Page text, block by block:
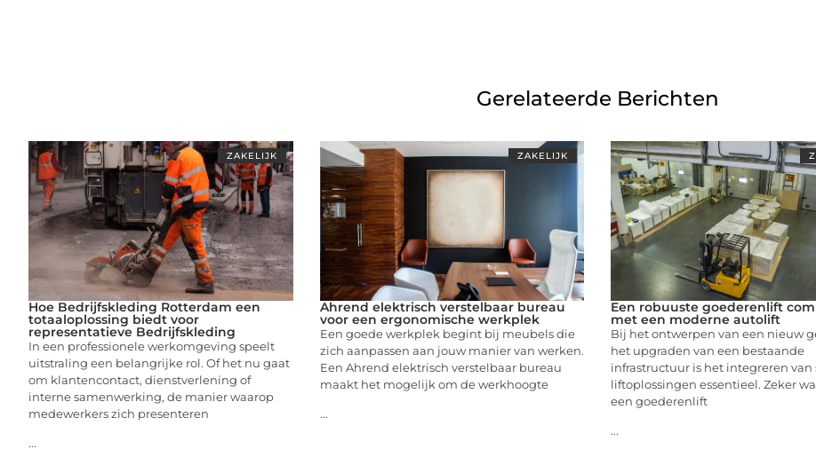
Gerelateerde Berichten
ZAKELIJK
Hoe Bedrijfskleding Rotterdam een
totaaloplossing biedt voor
representatieve Bedrijfskleding
In een professionele werkomgeving speelt
uitstraling een belangrijke rol. Of het nu gaat
om klantencontact, dienstverlening of
interne samenwerking, de manier waarop
medewerkers zich presenteren
...
ZAKELIJK
Ahrend elektrisch verstelbaar bureau
voor een ergonomische werkplek
Een goede werkplek begint bij meubels die
zich aanpassen aan jouw manier van werken.
Een Ahrend elektrisch verstelbaar bureau
maakt het mogelijk om de werkhoogte
...
Een robuuste goederenlift
met een moderne autolift
Bij het ontwerpen van een nieuw
het upgraden van een bestaande
infrastructuur is het integreren
liftoplossingen essentieel. Zeker
een goederenlift
...